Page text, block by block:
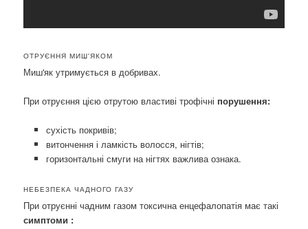
ОТРУЄННЯ МИШ'ЯКОМ
Миш'як утримується в добривах.
При отруєння цією отрутою властиві трофічні порушення:
сухість покривів;
витончення і ламкість волосся, нігтів;
горизонтальні смуги на нігтях важлива ознака.
НЕБЕЗПЕКА ЧАДНОГО ГАЗУ
При отруєнні чадним газом токсична енцефалопатія має такі
симптоми :